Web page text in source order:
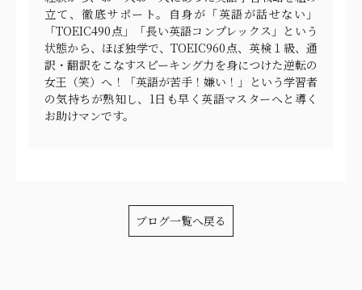
立て、徹底サポート。自身が「英語が話せない」
「TOEIC490点」「長い英語コンプレックス」という
状態から、ほぼ独学で、TOEIC960点、英検１級、通
訳・翻訳をこなすスピーキング力を身につけた逆転の
女王（笑）へ！「英語が苦手！嫌い！」という学習者
の気持ちが熟知し、1日も早く英語マスターへと導く
お助けマンです。
ブログ一覧へ戻る